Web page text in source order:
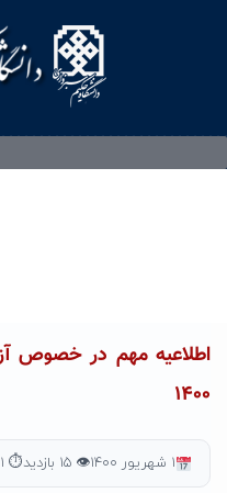
اطلاعیه مهم در خصوص
۱۴۰۰
۱ شهریور ۱۴۰۰ 👁 ۱۵ بازدید ⏱ ۱ دقیقه مطالعه